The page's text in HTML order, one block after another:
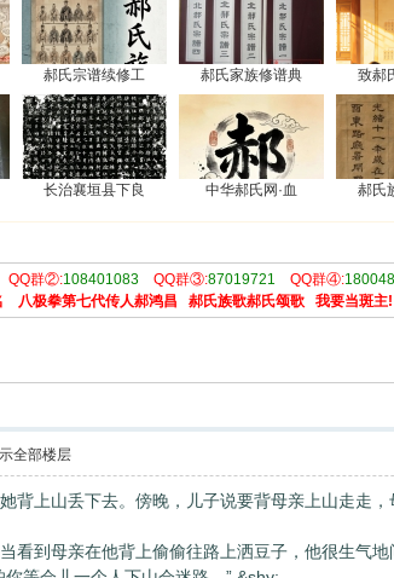
索
郝氏宗谱续修工 郝氏家族修谱典 致郝
长治襄垣县下良 中华郝氏网·血 郝氏
群②:108401083QQ群③:87019721 QQ群④:
八极拳第七代传人郝鸿昌 郝氏族歌郝氏颂歌 我要当斑主!
全部楼层
背上山丢下去。傍晚，儿子说要背母亲上山走走
看到母亲在他背上偷偷往路上洒豆子，他很生气地